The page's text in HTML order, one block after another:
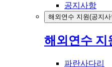
공지사항
해외연수 지원(공지
해외연수 지
파란사다리